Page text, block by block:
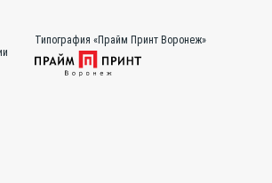
Типография «Прайм Принт Воронеж»